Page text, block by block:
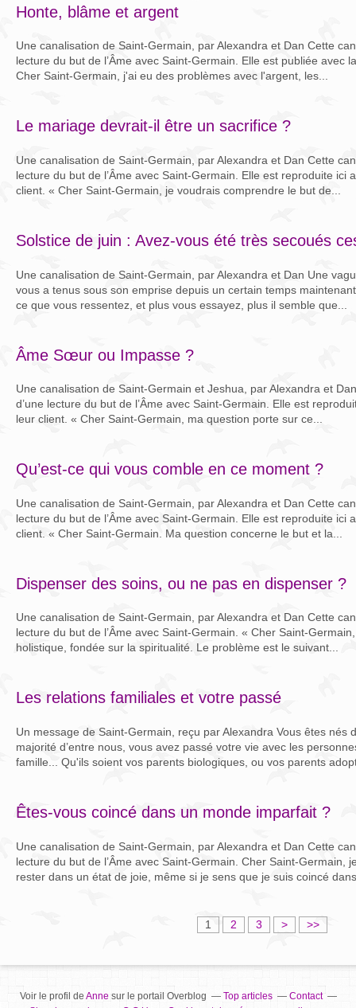
Honte, blâme et argent
Une canalisation de Saint-Germain, par Alexandra et Dan Cette
lecture du but de l’Âme avec Saint-Germain. Elle est publiée avec
Cher Saint-Germain, j'ai eu des problèmes avec l'argent, les...
Le mariage devrait-il être un sacrifice ?
Une canalisation de Saint-Germain, par Alexandra et Dan Cette
lecture du but de l’Âme avec Saint-Germain. Elle est reproduite ici
client. « Cher Saint-Germain, je voudrais comprendre le but de...
Solstice de juin : Avez-vous été très secoués
Une canalisation de Saint-Germain, par Alexandra et Dan Une
vous a tenus sous son emprise depuis un certain temps
ce que vous ressentez, et plus vous essayez, plus il semble que...
Âme Sœur ou Impasse ?
Une canalisation de Saint-Germain et Jeshua, par Alexandra et
d’une lecture du but de l’Âme avec Saint-Germain. Elle est
leur client. « Cher Saint-Germain, ma question porte sur ce...
Qu’est-ce qui vous comble en ce moment ?
Une canalisation de Saint-Germain, par Alexandra et Dan Cette
lecture du but de l’Âme avec Saint-Germain. Elle est reproduite ici
client. « Cher Saint-Germain. Ma question concerne le but et la...
Dispenser des soins, ou ne pas en dispenser ?
Une canalisation de Saint-Germain, par Alexandra et Dan Cette
lecture du but de l’Âme avec Saint-Germain. « Cher Saint-
holistique, fondée sur la spiritualité. Le problème est le suivant...
Les relations familiales et votre passé
Un message de Saint-Germain, reçu par Alexandra Vous êtes nés
majorité d’entre nous, vous avez passé votre vie avec les
famille... Qu'ils soient vos parents biologiques, ou vos parents
Êtes-vous coincé dans un monde imparfait ?
Une canalisation de Saint-Germain, par Alexandra et Dan Cette
lecture du but de l’Âme avec Saint-Germain. Cher Saint-Germain,
rester dans un état de joie, même si je sens que je suis coincé
1 2 3 > >>
Voir le profil de Annesur le portail Overblog Top articles
Contact